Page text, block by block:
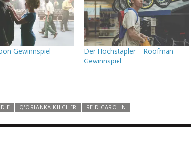
Gewinnspiel
Der Hochstapler – Roofman
Gewinnspiel
Q'ORIANKA KILCHER REID CAROLIN